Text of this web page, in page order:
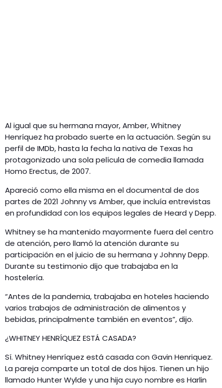
Al igual que su hermana mayor, Amber, Whitney
Henríquez ha probado suerte en la actuación. Según su
perfil de IMDb, hasta la fecha la nativa de Texas ha
protagonizado una sola película de comedia llamada
Homo Erectus, de 2007.
Apareció como ella misma en el documental de dos
partes de 2021 Johnny vs Amber, que incluía entrevistas
en profundidad con los equipos legales de Heard y Depp.
Whitney se ha mantenido mayormente fuera del centro
de atención, pero llamó la atención durante su
participación en el juicio de su hermana y Johnny Depp.
Durante su testimonio dijo que trabajaba en la
hostelería.
“Antes de la pandemia, trabajaba en hoteles haciendo
varios trabajos de administración de alimentos y
bebidas, principalmente también en eventos”, dijo.
¿WHITNEY HENRÍQUEZ ESTÁ CASADA?
Sí. Whitney Henríquez está casada con Gavin Henriquez.
La pareja comparte un total de dos hijos. Tienen un hijo
llamado Hunter Wylde y una hija cuyo nombre es Harlin